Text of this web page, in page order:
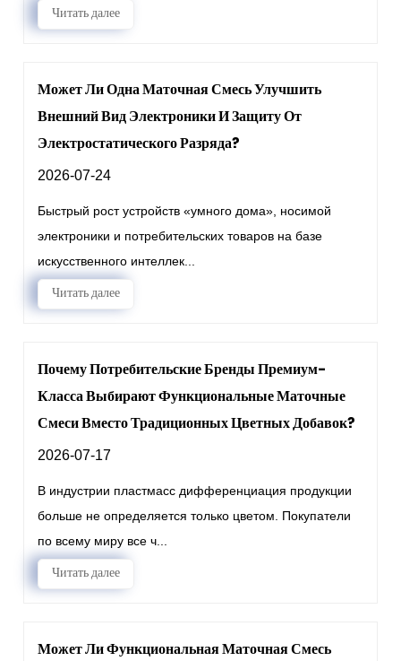
Читать далее
Может Ли Одна Маточная Смесь Улучшить
Внешний Вид Электроники И Защиту От
Электростатического Разряда?
2026-07-24
Быстрый рост устройств «умного дома», носимой
электроники и потребительских товаров на базе
искусственного интеллек...
Читать далее
Почему Потребительские Бренды Премиум-
Класса Выбирают Функциональные Маточные
Смеси Вместо Традиционных Цветных Добавок?
2026-07-17
В индустрии пластмасс дифференциация продукции
больше не определяется только цветом. Покупатели
по всему миру все ч...
Читать далее
Может Ли Функциональная Маточная Смесь